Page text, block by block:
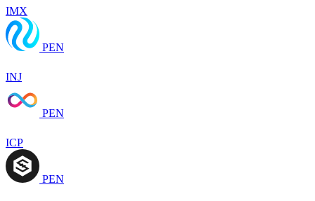
IMX
PEN
INJ
PEN
ICP
PEN